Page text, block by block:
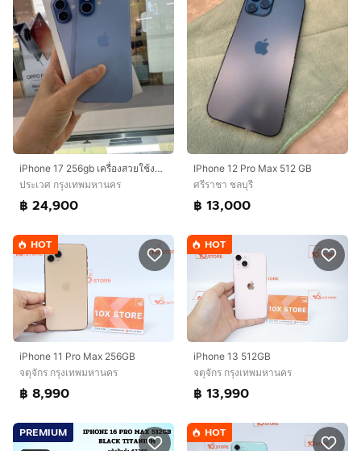
iPhone 17 256gb เครื่องสวยใช้งานปกติทุกอย่าง
ประเวศ กรุงเทพมหานคร
฿ 24,900
IPhone 12 Pro Max 512 GB
ศรีราชา ชลบุรี
฿ 13,000
HOT
iPhone 11 Pro Max 256GB
จตุจักร กรุงเทพมหานคร
฿ 8,990
HOT
iPhone 13 512GB
จตุจักร กรุงเทพมหานคร
฿ 13,990
PREMIUM HOT